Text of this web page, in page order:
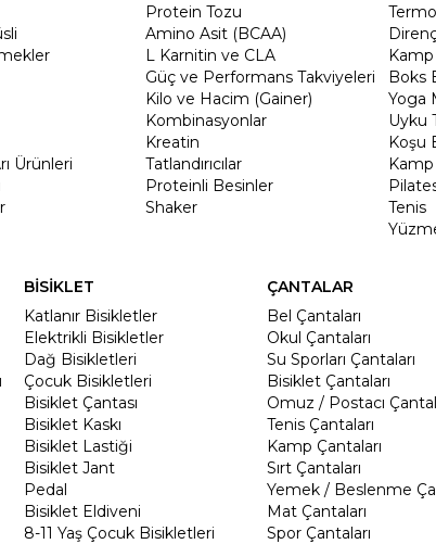
Ürünleri
Protein Tozu
Amino Asit (BCAA)
L Karnitin ve CLA
Güç ve Performans Takviyeleri
Kilo ve Hacim (Gainer)
Kombinasyonlar
Kreatin
Tatlandırıcılar
Proteinli Besinler
Shaker
Kamp
Boks
Yoga
Uyku
Koşu
Kamp
Tenis
BİSİKLET
Katlanır Bisikletler
Elektrikli Bisikletler
Dağ Bisikletleri
Çocuk Bisikletleri
Bisiklet Çantası
Bisiklet Kaskı
Bisiklet Lastiği
Bisiklet Jant
Pedal
Bisiklet Eldiveni
8-11 Yaş Çocuk Bisikletleri
ÇANTALAR
Bel Çantaları
Okul Çantaları
Su Sporları Çantaları
Bisiklet Çantaları
Omuz / Postacı
Tenis Çantaları
Kamp Çantaları
Sırt Çantaları
Yemek / Beslenme
Mat Çantaları
Spor Çantaları